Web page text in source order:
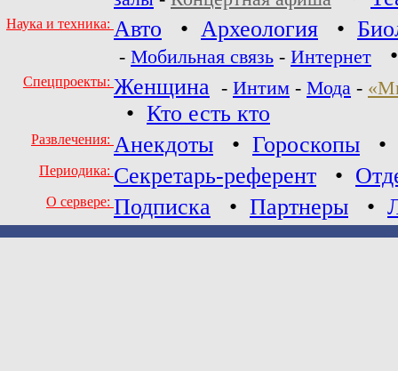
Наука и техника: Авто • Археология •
- Мобильная связь - Интернет
Спецпроекты: Женщина - Интим - Мода -
• Кто есть кто
Развлечения: Анекдоты • Гороскопы •
Периодика: Секретарь-референт •
О сервере: Подписка • Партнеры •